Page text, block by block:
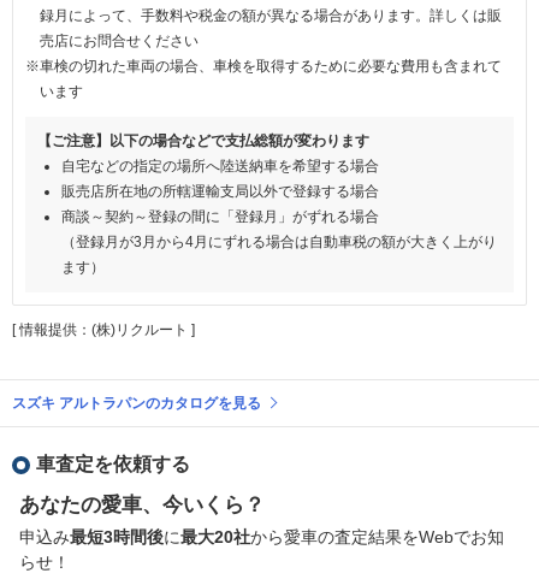
録月によって、手数料や税金の額が異なる場合があります。詳しくは販
売店にお問合せください
※車検の切れた車両の場合、車検を取得するために必要な費用も含まれて
います
【ご注意】以下の場合などで支払総額が変わります
自宅などの指定の場所へ陸送納車を希望する場合
販売店所在地の所轄運輸支局以外で登録する場合
商談～契約～登録の間に「登録月」がずれる場合
（登録月が3月から4月にずれる場合は自動車税の額が大きく上がり
ます）
[ 情報提供：(株)リクルート ]
スズキ アルトラパンのカタログを見る
車査定を依頼する
あなたの愛車、今いくら？
申込み最短3時間後に最大20社から愛車の査定結果をWebでお知
らせ！